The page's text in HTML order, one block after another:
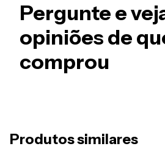
Pergunte e
opiniões de
comprou
Produtos similares